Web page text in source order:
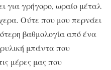
για γρήγορο, ωραίο μέταλ
Ούτε που μου περνάει
βαθμολογία από ένα
μπάντα που
μέρες μας που